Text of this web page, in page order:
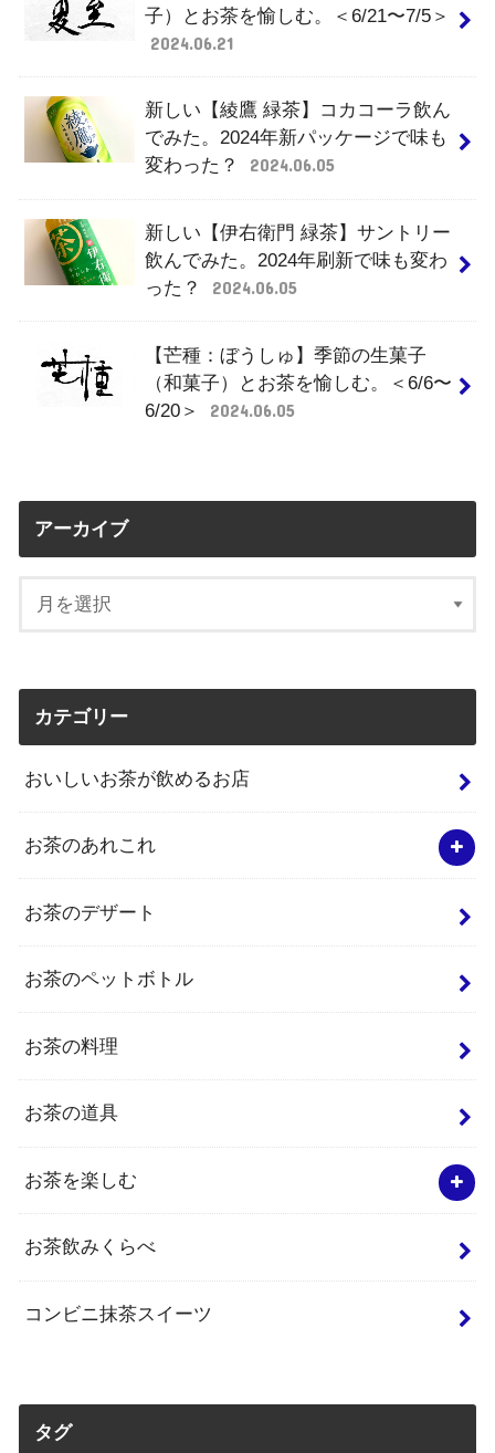
子）とお茶を愉しむ。＜6/21〜7/5＞
2024.06.21
新しい【綾鷹 緑茶】コカコーラ飲ん
でみた。2024年新パッケージで味も
変わった？
2024.06.05
新しい【伊右衛門 緑茶】サントリー
飲んでみた。2024年刷新で味も変わ
った？
2024.06.05
【芒種：ぼうしゅ】季節の生菓子
（和菓子）とお茶を愉しむ。＜6/6〜
6/20＞
2024.06.05
アーカイブ
カテゴリー
おいしいお茶が飲めるお店
お茶のあれこれ
お茶のデザート
お茶のペットボトル
お茶の料理
お茶の道具
お茶を楽しむ
お茶飲みくらべ
コンビニ抹茶スイーツ
タグ